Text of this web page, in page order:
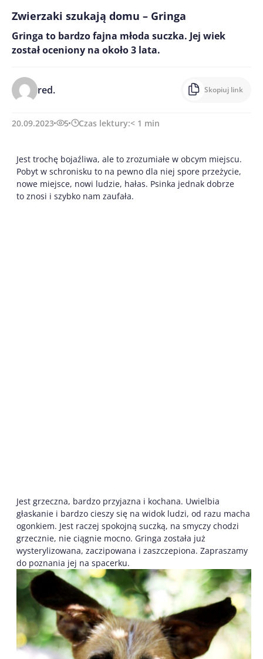
Zwierzaki szukają domu – Gringa
Gringa to bardzo fajna młoda suczka. Jej wiek
został oceniony na około 3 lata.
red. Skopiuj link
20.09.2023 5 Czas lektury:< 1 min
Jest trochę bojaźliwa, ale to zrozumiałe w obcym miejscu.
Pobyt w schronisku to na pewno dla niej spore przeżycie,
nowe miejsce, nowi ludzie, hałas. Psinka jednak dobrze
to znosi i szybko nam zaufała.
Jest grzeczna, bardzo przyjazna i kochana. Uwielbia
głaskanie i bardzo cieszy się na widok ludzi, od razu macha
ogonkiem. Jest raczej spokojną suczką, na smyczy chodzi
grzecznie, nie ciągnie mocno. Gringa została już
wysterylizowana, zaczipowana i zaszczepiona. Zapraszamy
do poznania jej na spacerku.